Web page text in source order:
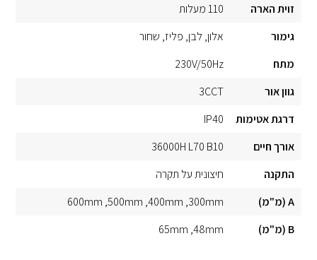
זוית הארה
110 מעלות
גימור
אלון לבן פליז שחור
מתח
230V/50Hz
גוון אור
3CCT
דרגת אטימות
IP40
אורך חיים
36000H L70 B10
התקנה
חיצונית על תקרה
A (מ"מ)
300mm
400mm
500mm
600mm
B (מ"מ)
48mm
65mm